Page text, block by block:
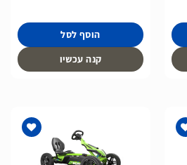
הוסף לסל
קנה עכשיו